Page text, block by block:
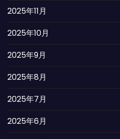
2025年11月
2025年10月
2025年9月
2025年8月
2025年7月
2025年6月